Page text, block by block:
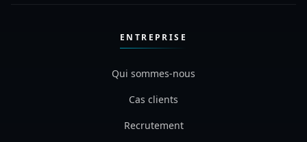
ENTREPRISE
Qui sommes-nous
Cas clients
Recrutement